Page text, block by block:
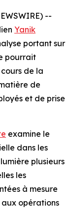
--
Yanik
portant sur
pourrait
de la
de
et de prise
examine le
dans les
plusieurs
les
à mesure
aux opérations